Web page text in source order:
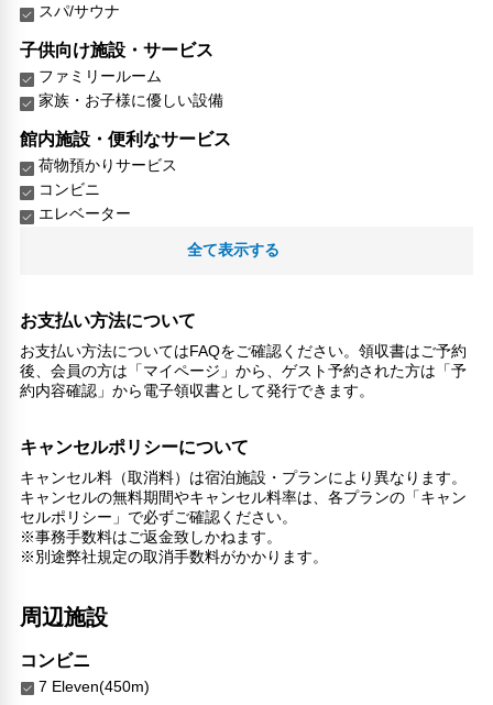
スパ/サウナ
子供向け施設・サービス
ファミリールーム
家族・お子様に優しい設備
館内施設・便利なサービス
荷物預かりサービス
コンビニ
エレベーター
車椅子OK
対応言語
英語
その他サービス
24時間フロント対応
自動販売機
セーフティボックス（フロント）
24時間セキュリティ
コインランドリー
リネン・衣類の湯洗い
共用筆記用具の設置なし
全て表示する
お支払い方法について
お支払い方法についてはFAQをご確認ください。領収書はご予約
後、会員の方は「マイページ」から、ゲスト予約された方は「予
約内容確認」から電子領収書として発行できます。
キャンセルポリシーについて
キャンセル料（取消料）は宿泊施設・プランにより異なります。
キャンセルの無料期間やキャンセル料率は、各プランの「キャン
セルポリシー」で必ずご確認ください。
※事務手数料はご返金致しかねます。
※別途弊社規定の取消手数料がかかります。
周辺施設
コンビニ
7 Eleven(450m)